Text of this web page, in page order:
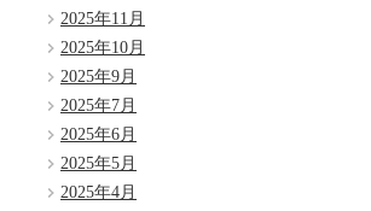
2025年11月
2025年10月
2025年9月
2025年7月
2025年6月
2025年5月
2025年4月